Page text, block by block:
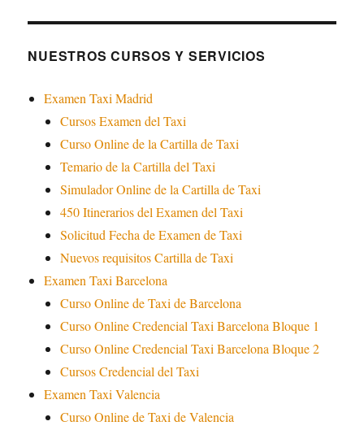
NUESTROS CURSOS Y SERVICIOS
Examen Taxi Madrid
Cursos Examen del Taxi
Curso Online de la Cartilla de Taxi
Temario de la Cartilla del Taxi
Simulador Online de la Cartilla de Taxi
450 Itinerarios del Examen del Taxi
Solicitud Fecha de Examen de Taxi
Nuevos requisitos Cartilla de Taxi
Examen Taxi Barcelona
Curso Online de Taxi de Barcelona
Curso Online Credencial Taxi Barcelona Bloque 1
Curso Online Credencial Taxi Barcelona Bloque 2
Cursos Credencial del Taxi
Examen Taxi Valencia
Curso Online de Taxi de Valencia